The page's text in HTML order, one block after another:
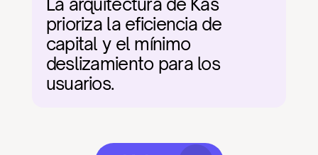
La arquitectura de Kas
prioriza la eficiencia de
capital y el mínimo
deslizamiento para los
usuarios.